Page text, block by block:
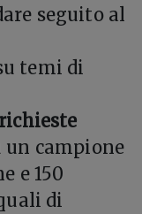
seguito al
temi di
un campione
e 150
di